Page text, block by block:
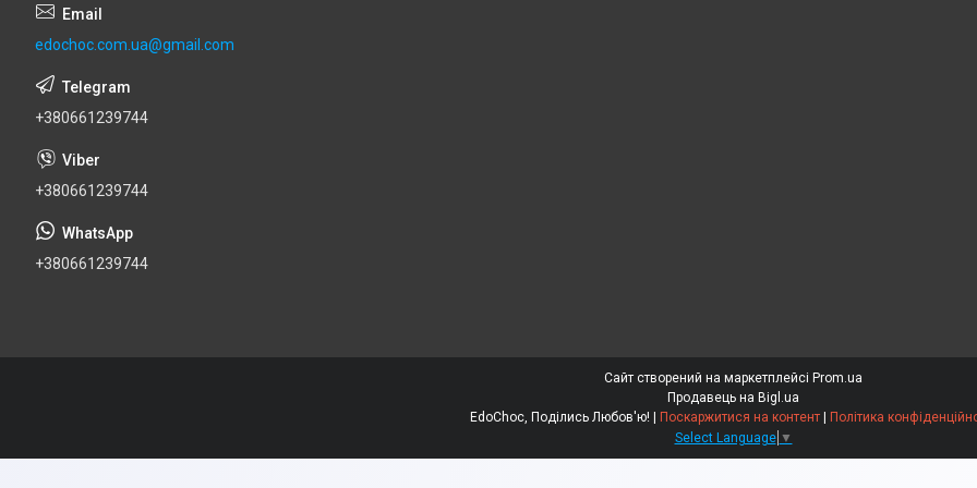
edochoc.com.ua@gmail.com
+380661239744
+380661239744
+380661239744
Сайт створений на маркетплейсі Prom.ua
Продавець на Bigl.ua
EdoСhoc, Поділись Любов'ю! | Поскаржитися на контент | Політика
Select Language ▼